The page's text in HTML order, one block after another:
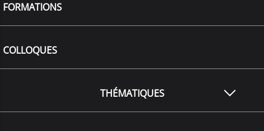
FORMATIONS
COLLOQUES
THÉMATIQUES